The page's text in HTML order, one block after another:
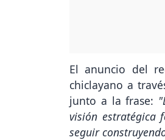
El anuncio del
chiclayano a
junto a la frase:
visión estratégica
seguir